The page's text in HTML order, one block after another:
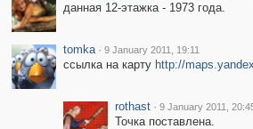
данная 12-этажка - 1973 года.
tomka · 9 January 2011, 19:11
ссылка на карту http://
rothast · 9 January 2011,
Точка поставлена.